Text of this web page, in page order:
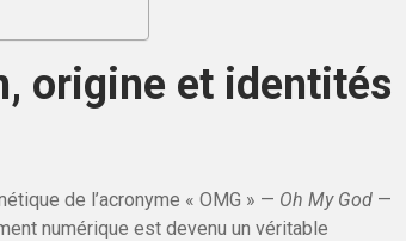
origine et identités
de l’acronyme « OMG » — Oh My God —
numérique est devenu un véritable